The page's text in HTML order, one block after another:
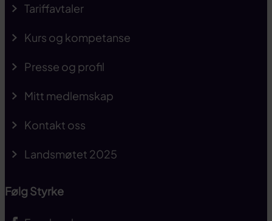
Tariffavtaler
Kurs og kompetanse
Presse og profil
Mitt medlemskap
Kontakt oss
Landsmøtet 2025
Følg Styrke